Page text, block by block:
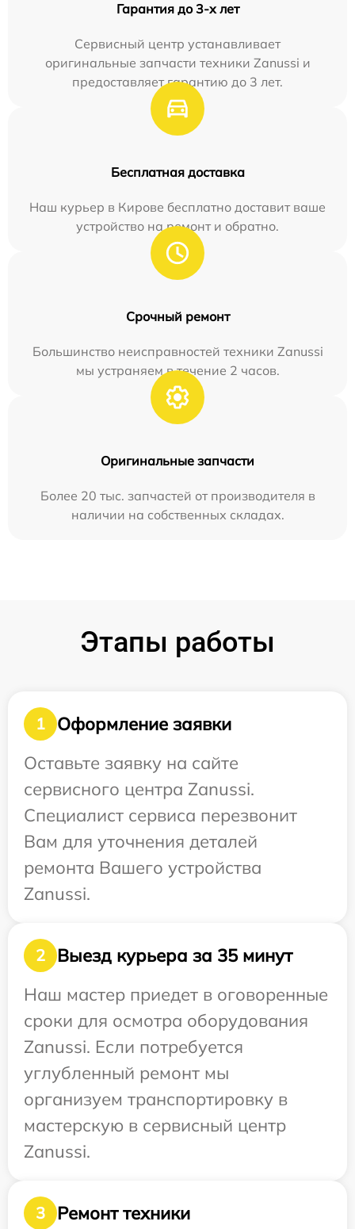
Гарантия до 3-х лет
Сервисный центр устанавливает
оригинальные запчасти техники Zanussi и
предоставляет гарантию до 3 лет.
Бесплатная доставка
Наш курьер в Кирове бесплатно доставит ваше
устройство на ремонт и обратно.
Срочный ремонт
Большинство неисправностей техники Zanussi
мы устраняем в течение 2 часов.
Оригинальные запчасти
Более 20 тыс. запчастей от производителя в
наличии на собственных складах.
Этапы работы
1
Оформление заявки
Оставьте заявку на сайте
сервисного центра Zanussi.
Специалист сервиса перезвонит
Вам для уточнения деталей
ремонта Вашего устройства
Zanussi.
2
Выезд курьера за 35 минут
Наш мастер приедет в оговоренные
сроки для осмотра оборудования
Zanussi. Если потребуется
углубленный ремонт мы
организуем транспортировку в
мастерскую в сервисный центр
Zanussi.
3 Ремонт техники